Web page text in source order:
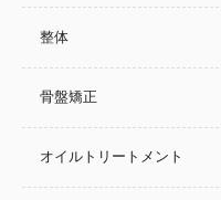
整体
骨盤矯正
オイルトリートメント